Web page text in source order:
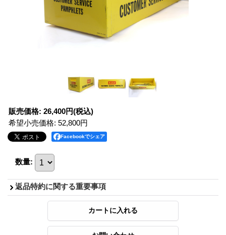
販売価格: 26,400円(税込)
希望小売価格: 52,800円
Facebookでシェア
数量:
返品特約に関する重要事項